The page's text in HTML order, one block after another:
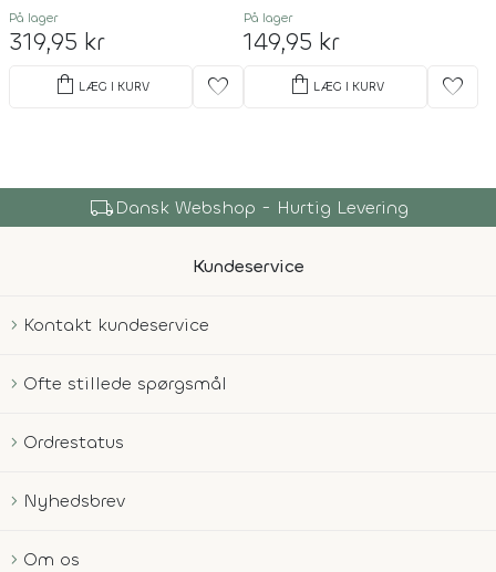
På lager
319,95 kr
shopping_bag LÆG I KURV favorite
På lager
149,95 kr
shopping_bag LÆG I KURV favorite
local_shippingDansk Webshop - Hurtig Levering
Kundeservice
Kontakt kundeservice
Ofte stillede spørgsmål
Ordrestatus
Nyhedsbrev
Om os